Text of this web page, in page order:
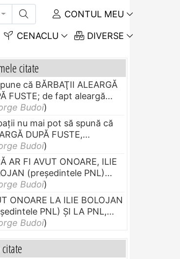
CONTUL MEU
CENACLU DIVERSE
citate
că BĂRBAŢII ALEARGĂ
FUSTE; de fapt aleargă...
Budoi)
nu mai pot să spună că
DUPĂ FUSTE,...
Budoi)
AR FI AVUT ONOARE, ILIE
(preşedintele PNL)...
Budoi)
ONOARE LA ILIE BOLOJAN
PNL) ŞI LA PNL,...
Budoi)